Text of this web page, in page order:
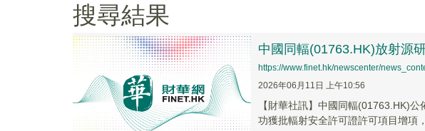
搜尋結果
中國同輻(01763.HK)放射源
https://www.finet.hk/newscenter/
2026年06月11日 上午10:56
【財華社訊】中國同輻(01763.HK)
功獲批輻射安全許可證許可項目增項